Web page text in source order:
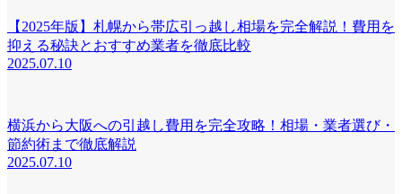
【2025年版】札幌から帯広引っ越し相場を完全解説！費用を
抑える秘訣とおすすめ業者を徹底比較
2025.07.10
横浜から大阪への引越し費用を完全攻略！相場・業者選び・
節約術まで徹底解説
2025.07.10